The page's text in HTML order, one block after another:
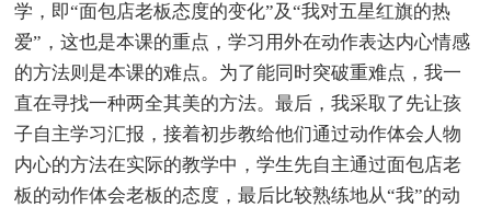
学，即“面包店老板态度的变化”及“我对五星红旗的热
爱”，这也是本课的重点，学习用外在动作表达内心情感
的方法则是本课的难点。为了能同时突破重难点，我一
直在寻找一种两全其美的方法。最后，我采取了先让孩
子自主学习汇报，接着初步教给他们通过动作体会人物
内心的方法在实际的教学中，学生先自主通过面包店老
板的动作体会老板的态度，最后比较熟练地从“我”的动